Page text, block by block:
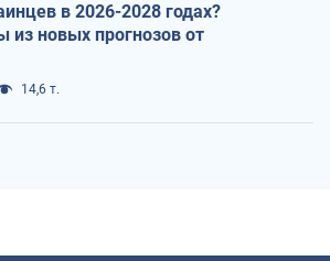
в 2026-2028 годах?
новых прогнозов от
14,6 т.